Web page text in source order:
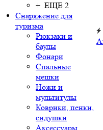
+ ЕЩЕ 2
Снаряжение для
туризма
Рюкзаки и
баулы
Фонари
Спальные
мешки
Ножи и
мультитулы
Коврики, пенки,
сидушки
Аксессуары